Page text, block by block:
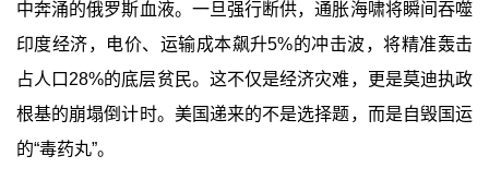
中奔涌的俄罗斯血液。一旦强行断供，通胀海啸将瞬间吞噬
印度经济，电价、运输成本飙升5%的冲击波，将精准轰击
占人口28%的底层贫民。这不仅是经济灾难，更是莫迪执政
根基的崩塌倒计时。美国递来的不是选择题，而是自毁国运
的“毒药丸”。